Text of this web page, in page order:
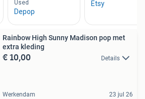
Rainbow High Sunny Madison pop met
extra kleding
€ 10,00 Details
Werkendam 23 jul 26